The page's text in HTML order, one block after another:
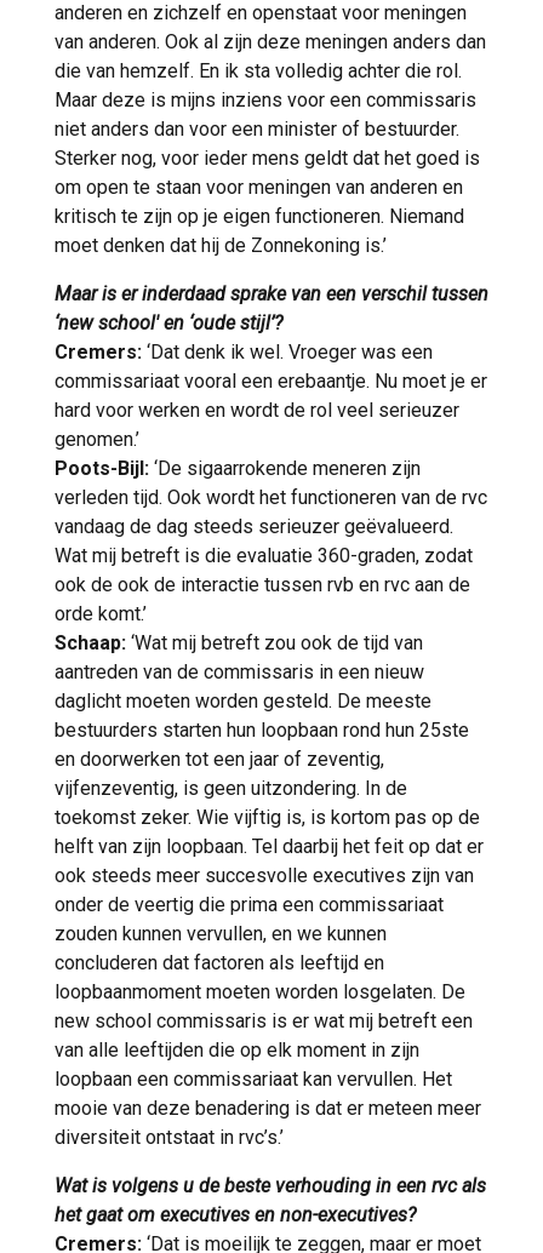
anderen en zichzelf en openstaat voor meningen
van anderen. Ook al zijn deze meningen anders dan
die van hemzelf. En ik sta volledig achter die rol.
Maar deze is mijns inziens voor een commissaris
niet anders dan voor een minister of bestuurder.
Sterker nog, voor ieder mens geldt dat het goed is
om open te staan voor meningen van anderen en
kritisch te zijn op je eigen functioneren. Niemand
moet denken dat hij de Zonnekoning is.’
Maar is er inderdaad sprake van een verschil tussen
‘new school' en ‘oude stijl’?
Cremers: ‘Dat denk ik wel. Vroeger was een
commissariaat vooral een erebaantje. Nu moet je er
hard voor werken en wordt de rol veel serieuzer
genomen.’
Poots-Bijl: ‘De sigaarrokende meneren zijn
verleden tijd. Ook wordt het functioneren van de rvc
vandaag de dag steeds serieuzer geëvalueerd.
Wat mij betreft is die evaluatie 360-graden, zodat
ook de ook de interactie tussen rvb en rvc aan de
orde komt.’
Schaap: ‘Wat mij betreft zou ook de tijd van
aantreden van de commissaris in een nieuw
daglicht moeten worden gesteld. De meeste
bestuurders starten hun loopbaan rond hun 25ste
en doorwerken tot een jaar of zeventig,
vijfenzeventig, is geen uitzondering. In de
toekomst zeker. Wie vijftig is, is kortom pas op de
helft van zijn loopbaan. Tel daarbij het feit op dat er
ook steeds meer succesvolle executives zijn van
onder de veertig die prima een commissariaat
zouden kunnen vervullen, en we kunnen
concluderen dat factoren als leeftijd en
loopbaanmoment moeten worden losgelaten. De
new school commissaris is er wat mij betreft een
van alle leeftijden die op elk moment in zijn
loopbaan een commissariaat kan vervullen. Het
mooie van deze benadering is dat er meteen meer
diversiteit ontstaat in rvc’s.’
Wat is volgens u de beste verhouding in een rvc als
het gaat om executives en non-executives?
Cremers: ‘Dat is moeilijk te zeggen, maar er moet